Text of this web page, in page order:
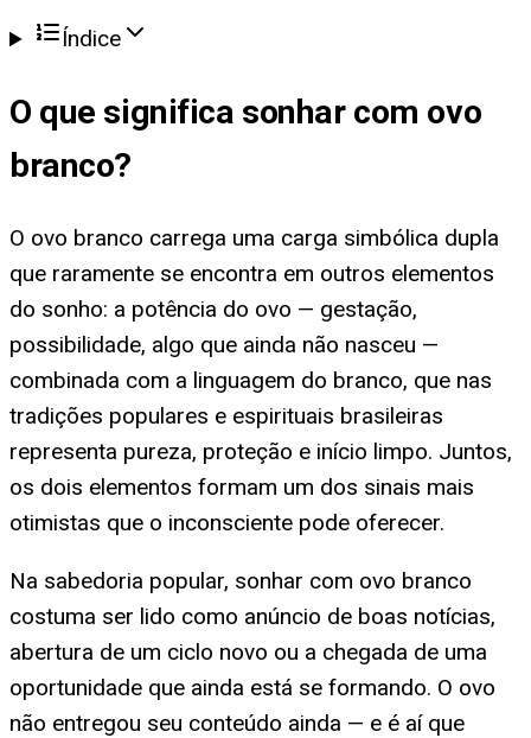
Índice
O que significa sonhar com ovo
branco?
O ovo branco carrega uma carga simbólica dupla
que raramente se encontra em outros elementos
do sonho: a potência do ovo — gestação,
possibilidade, algo que ainda não nasceu —
combinada com a linguagem do branco, que nas
tradições populares e espirituais brasileiras
representa pureza, proteção e início limpo. Juntos,
os dois elementos formam um dos sinais mais
otimistas que o inconsciente pode oferecer.
Na sabedoria popular, sonhar com ovo branco
costuma ser lido como anúncio de boas notícias,
abertura de um ciclo novo ou a chegada de uma
oportunidade que ainda está se formando. O ovo
não entregou seu conteúdo ainda — e é aí que